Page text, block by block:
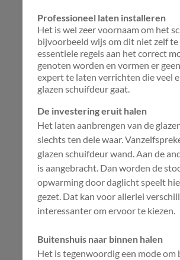
Professioneel laten installeren
Het is wel zeer voornaam om het
bijvoorbeeld wijs om dit niet zelf
essentiele regels aan het correct
genoten worden en vormen er
expert te laten verrichten die veel
glazen schuifdeur gaat.
De investering eruit halen
Het laten aanbrengen van de
slechts ten dele waar.
glazen schuifdeur wand. Aan de
is aangebracht. Dan worden de
opwarming door daglicht speelt
gezet. Dat kan voor allerlei
interessanter om ervoor te kiezen.
Buitenshuis naar binnen halen
Het is tegenwoordig een mode om